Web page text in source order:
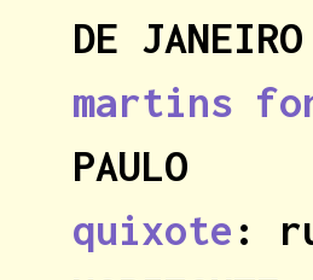
DE JANEIRO
martins
PAULO
quixote :